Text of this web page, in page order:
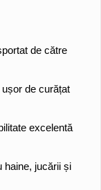
de către
de curățat
excelentă
haine, jucării și